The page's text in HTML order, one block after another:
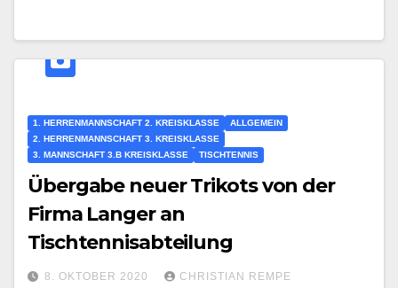
1. HERRENMANNSCHAFT 2. KREISKLASSE
ALLGEMEIN
2. HERRENMANNSCHAFT 3. KREISKLASSE
3. MANNSCHAFT 3.B KREISKLASSE
TISCHTENNIS
Übergabe neuer Trikots von der
Firma Langer an
Tischtennisabteilung
8. OKTOBER 2020 CHRISTIAN REMPE